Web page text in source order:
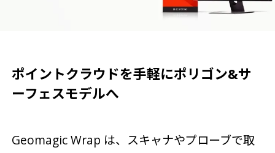
ポイントクラウドを手軽にポリゴン&サ
ーフェスモデルへ
Geomagic Wrap は、スキャナやプローブで取